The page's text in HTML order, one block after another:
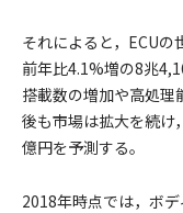
それによると，ECU
前年比4.1%増の8兆
搭載数の増加や高処理
後も市場は拡大を続
億円を予測する。
2018年時点では，ボ